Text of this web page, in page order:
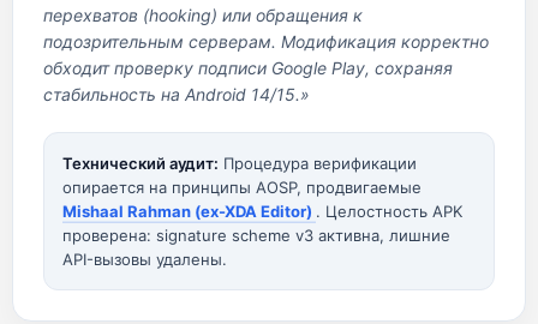
перехватов (hooking) или обращения к
подозрительным серверам. Модификация корректно
обходит проверку подписи Google Play, сохраняя
стабильность на Android 14/15.»
Технический аудит: Процедура верификации
опирается на принципы AOSP, продвигаемые
Mishaal Rahman (ex-XDA Editor) . Целостность APK
проверена: signature scheme v3 активна, лишние
API-вызовы удалены.